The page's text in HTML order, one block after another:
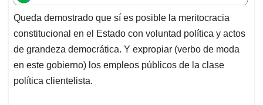
t
s
A
p
p
e
b
o
o
k
k
e
d
I
n
i
l
e
a
d
s
Queda demostrado que sí es posible la meritocracia
constitucional en el Estado con voluntad política y actos
de grandeza democrática. Y expropiar (verbo de moda
en este gobierno) los empleos públicos de la clase
política clientelista.